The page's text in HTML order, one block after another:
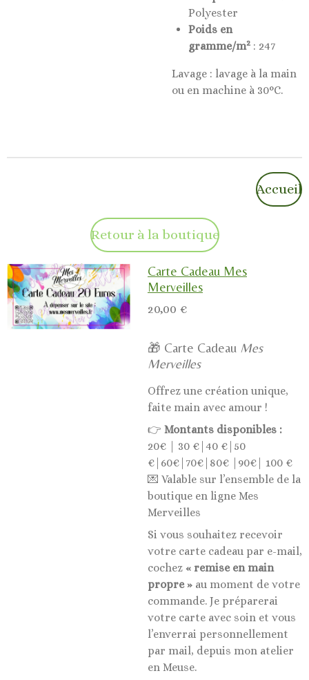
Polyester
Poids en
gramme/m2 : 247
Lavage : lavage à la main
ou en machine à 30°C.
Accueil
Retour à la boutique
Carte Cadeau Mes
Merveilles
20,00 €
🎁 Carte Cadeau Mes
Merveilles
Offrez une création unique,
faite main avec amour !
👉 Montants disponibles :
20€ | 30 €|40 €|50
€|60€|70€|80€ |90€| 100 €
💌 Valable sur l’ensemble de la
boutique en ligne Mes
Merveilles
Si vous souhaitez recevoir
votre carte cadeau par e-mail,
cochez « remise en main
propre » au moment de votre
commande. Je préparerai
votre carte avec soin et vous
l’enverrai personnellement
par mail, depuis mon atelier
en Meuse.